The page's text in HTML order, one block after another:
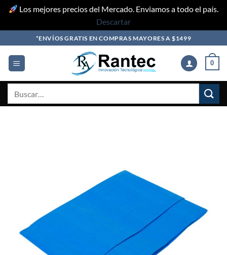
Los mejores precios del Mercado. Enviamos a todo el país.
Descartar
to
content
*ENVÍOS GRATIS EN COMPRAS MAYORES A $1499
0